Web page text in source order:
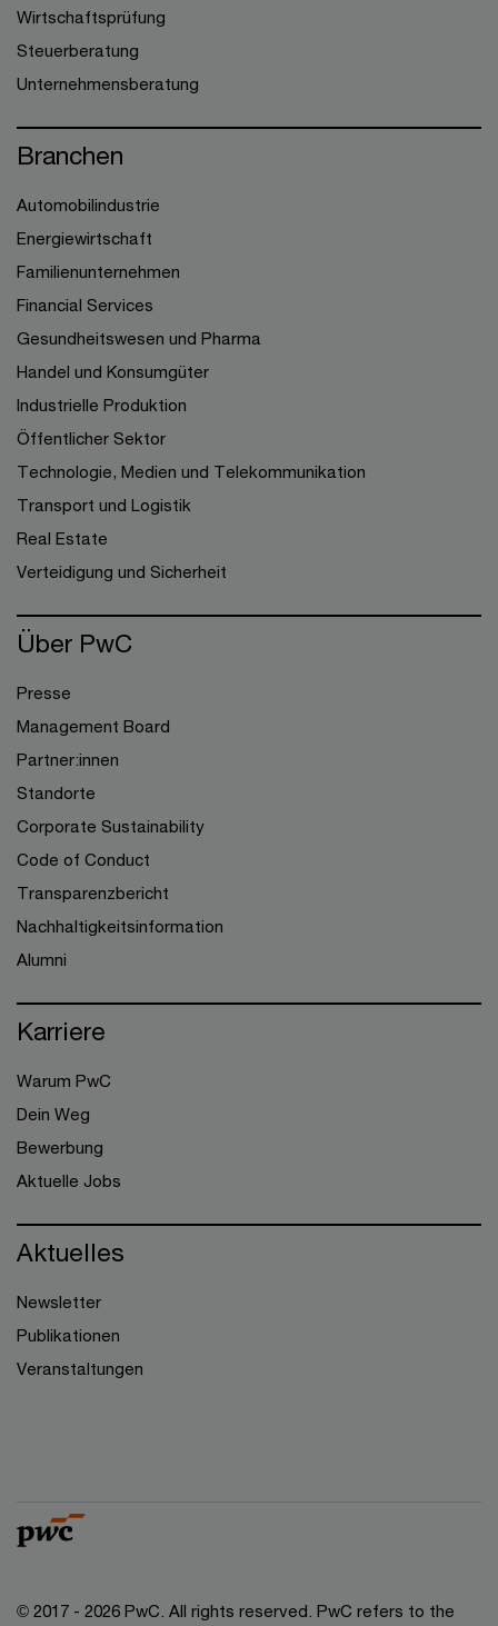
Wirtschaftsprüfung
Steuerberatung
Unternehmensberatung
Branchen
Automobilindustrie
Energiewirtschaft
Familienunternehmen
Financial Services
Gesundheitswesen und Pharma
Handel und Konsumgüter
Industrielle Produktion
Öffentlicher Sektor
Technologie, Medien und Telekommunikation
Transport und Logistik
Real Estate
Verteidigung und Sicherheit
Über PwC
Presse
Management Board
Partner:innen
Standorte
Corporate Sustainability
Code of Conduct
Transparenzbericht
Nachhaltigkeitsinformation
Alumni
Karriere
Warum PwC
Dein Weg
Bewerbung
Aktuelle Jobs
Aktuelles
Newsletter
Publikationen
Veranstaltungen
© 2017 - 2026 PwC. All rights reserved. PwC refers to the